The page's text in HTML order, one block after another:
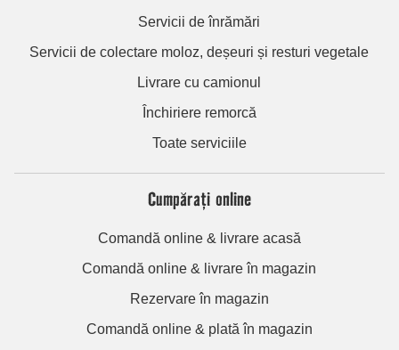
Servicii de înrămări
Servicii de colectare moloz, deșeuri și resturi vegetale
Livrare cu camionul
Închiriere remorcă
Toate serviciile
Cumpărați online
Comandă online & livrare acasă
Comandă online & livrare în magazin
Rezervare în magazin
Comandă online & plată în magazin